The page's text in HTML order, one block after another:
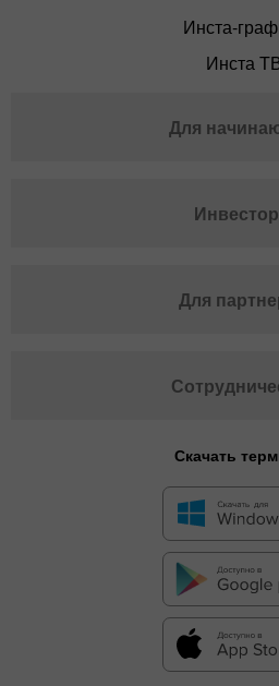
Инста-
Инста
Для
Для
Скачать